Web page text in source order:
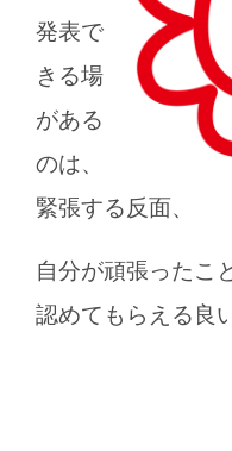
発表で
きる場
がある
のは、
緊張する反面、
自分が頑張ったこ
認めてもらえる良